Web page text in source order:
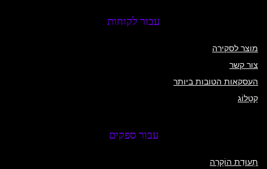
עבור לקוחות
מוצר לסקירה
צור קשר
העסקאות הטובות ביותר
קָטָלוֹג
עבור ספקים
תְעוּדַת הוֹקָרָה